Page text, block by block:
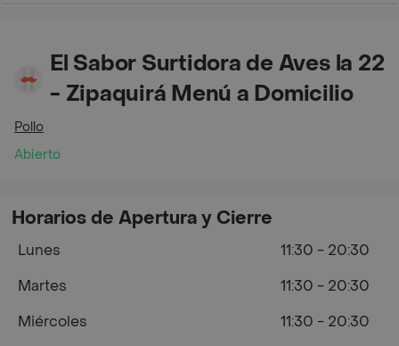
El Sabor Surtidora de Aves la 22
- Zipaquirá Menú a Domicilio
Pollo
Abierto
Horarios de Apertura y Cierre
Lunes
11:30 - 20:30
Martes
11:30 - 20:30
Miércoles
11:30 - 20:30